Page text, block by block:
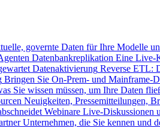
governte Daten für Ihre Modelle
Datenbankreplikation Eine Live-
Datenaktivierung Reverse ETL:
Bringen Sie On-Prem- und Mainframe-
Sie wissen müssen, um Ihre Daten
Neuigkeiten, Pressemitteilungen,
Webinare Live-Diskussionen
Unternehmen, die Sie kennen und